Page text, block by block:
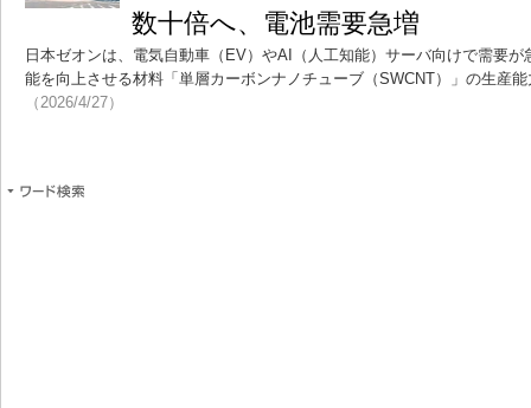
数十倍へ、電池需要急増
日本ゼオンは、電気自動車（EV）やAI（人工知能）サーバ向けで需要
能を向上させる材料「単層カーボンナノチューブ（SWCNT）」の生産
（2026/4/27）